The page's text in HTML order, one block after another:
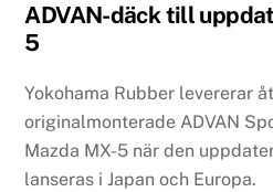
ADVAN-däck till
5
Yokohama Rubber levererar
originalmonterade ADVAN
Mazda MX-5 när den
lanseras i Japan och Europa.